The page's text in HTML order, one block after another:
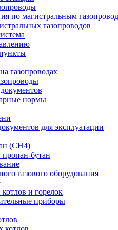
по магистральным
газопроводов
газопроводах
нормы
для эксплуатации
(CH4)
бутан
газового оборудования
и горелок
приборы